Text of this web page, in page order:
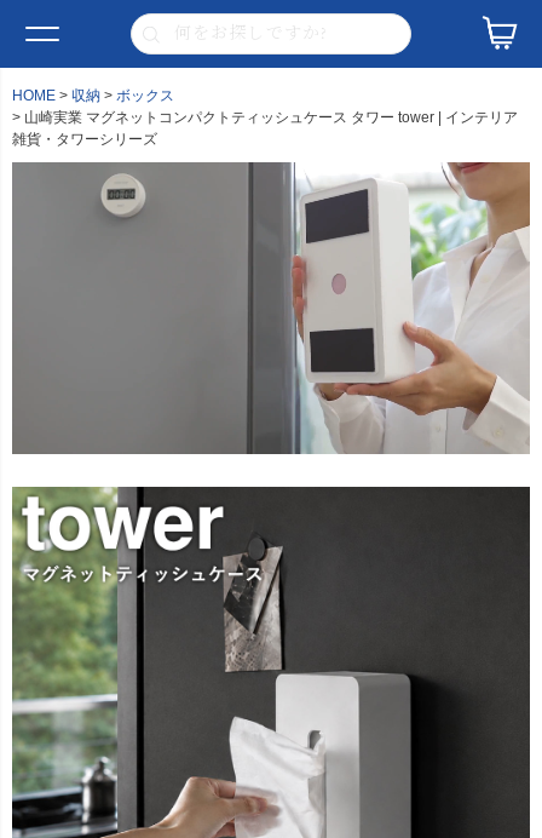
HOME 収納
ボックス
山崎実業 マグネットコンパクトティッシュケース タワー tower | インテリア
雑貨・タワーシリーズ